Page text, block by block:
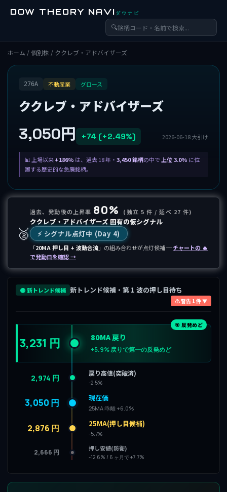
DOW THEORY NAVI ダウナビ
🔍
ホーム /個別株 / ククレブ・アドバイザーズ
276A 不動産業 グロース
ククレブ・アドバイザーズ
3,050円 +74 (+2.49%) 2026-06-18 大引け
上場以来+186% は、過去 18 年・ 3,450 銘柄の中で 上位 3.0% に位
置する歴史的な急騰銘柄。
🥈
過去、発動後の上昇率 80% (独立 5 件 / 延べ 27 件)
ククレブ・アドバイザーズ 固有の仮シグナル
⚡️ シグナル点灯中 (Day 4)
「20MA 押し目 + 波動合流」の組み合わせが点灯候補 ─チャートの 🔥
で発動日を確認 →
🟡 新トレンド候補 新トレンド候補・第 1 波の押し目待ち
⚠ 警告 1 件 ▼
🎯 反発めど
3,231 円 80MA 戻り
+5.9% 戻りで第一の反発めど
2,974 円 戻り高値(突破済)
-2.5%
3,050 円 現在価
25MA 乖離 +6.0%
2,876 円 25MA(押し目候補)
-5.7%
2,666 円 押し安値(防衛)
-12.6% / 6 ヶ月で +7.7%